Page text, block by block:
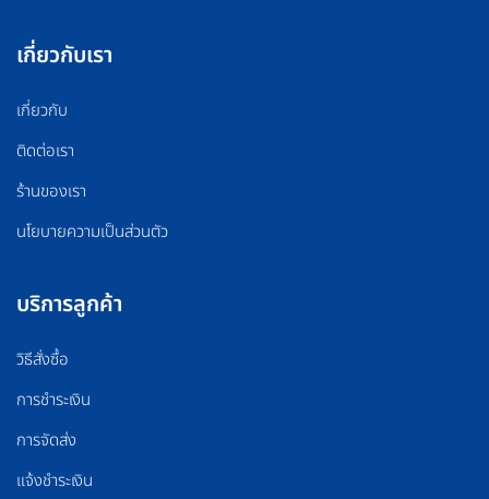
เกี่ยวกับเรา
เกี่ยวกับ
ติดต่อเรา
ร้านของเรา
นโยบายความเป็นส่วนตัว
บริการลูกค้า
วิธีสั่งซื้อ
การชำระเงิน
การจัดส่ง
แจ้งชำระเงิน